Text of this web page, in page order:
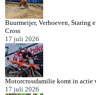
Buurmeijer, Verhoeven, Staring
Cross
17 juli 2026
Motorcrossfamilie komt in actie
17 juli 2026